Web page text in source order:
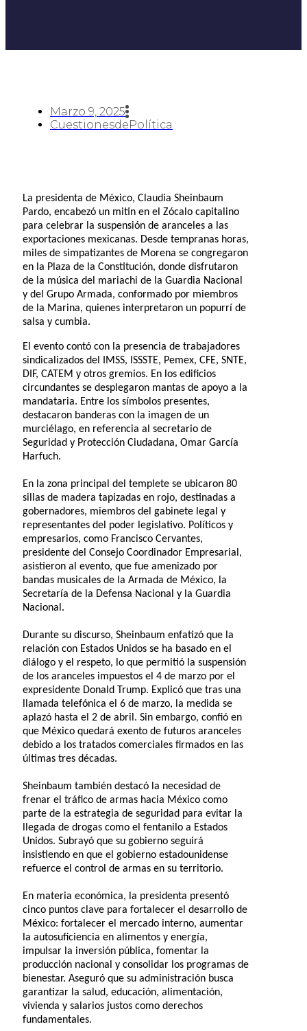
Marzo 9, 2025
CuestionesdePolítica
La presidenta de México, Claudia Sheinbaum
Pardo, encabezó un mitin en el Zócalo capitalino
para celebrar la suspensión de aranceles a las
exportaciones mexicanas. Desde tempranas horas,
miles de simpatizantes de Morena se congregaron
en la Plaza de la Constitución, donde disfrutaron
de la música del mariachi de la Guardia Nacional
y del Grupo Armada, conformado por miembros
de la Marina, quienes interpretaron un popurrí de
salsa y cumbia.
El evento contó con la presencia de trabajadores
sindicalizados del IMSS, ISSSTE, Pemex, CFE, SNTE,
DIF, CATEM y otros gremios. En los edificios
circundantes se desplegaron mantas de apoyo a la
mandataria. Entre los símbolos presentes,
destacaron banderas con la imagen de un
murciélago, en referencia al secretario de
Seguridad y Protección Ciudadana, Omar García
Harfuch.
En la zona principal del templete se ubicaron 80
sillas de madera tapizadas en rojo, destinadas a
gobernadores, miembros del gabinete legal y
representantes del poder legislativo. Políticos y
empresarios, como Francisco Cervantes,
presidente del Consejo Coordinador Empresarial,
asistieron al evento, que fue amenizado por
bandas musicales de la Armada de México, la
Secretaría de la Defensa Nacional y la Guardia
Nacional.
Durante su discurso, Sheinbaum enfatizó que la
relación con Estados Unidos se ha basado en el
diálogo y el respeto, lo que permitió la suspensión
de los aranceles impuestos el 4 de marzo por el
expresidente Donald Trump. Explicó que tras una
llamada telefónica el 6 de marzo, la medida se
aplazó hasta el 2 de abril. Sin embargo, confió en
que México quedará exento de futuros aranceles
debido a los tratados comerciales firmados en las
últimas tres décadas.
Sheinbaum también destacó la necesidad de
frenar el tráfico de armas hacia México como
parte de la estrategia de seguridad para evitar la
llegada de drogas como el fentanilo a Estados
Unidos. Subrayó que su gobierno seguirá
insistiendo en que el gobierno estadounidense
refuerce el control de armas en su territorio.
En materia económica, la presidenta presentó
cinco puntos clave para fortalecer el desarrollo de
México: fortalecer el mercado interno, aumentar
la autosuficiencia en alimentos y energía,
impulsar la inversión pública, fomentar la
producción nacional y consolidar los programas de
bienestar. Aseguró que su administración busca
garantizar la salud, educación, alimentación,
vivienda y salarios justos como derechos
fundamentales.